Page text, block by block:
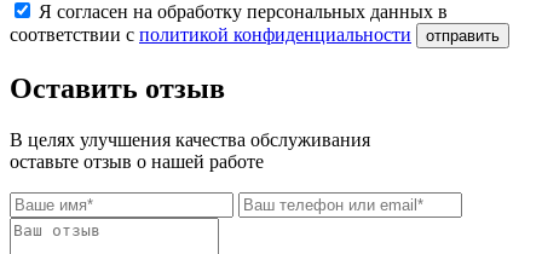
Я согласен на обработку персональных данных в
соответствии с политикой конфиденциальности отправить
Оставить отзыв
В целях улучшения качества обслуживания
оставьте отзыв о нашей работе